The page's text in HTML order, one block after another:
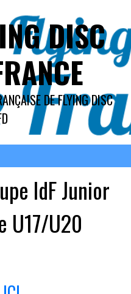
DISC
DE FLYING DISC
IdF Junior
U17/U20